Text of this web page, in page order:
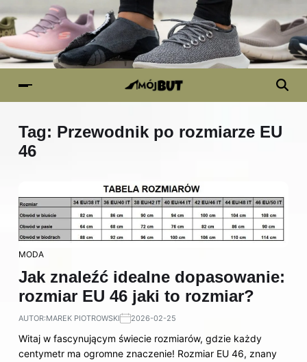
Tag: Przewodnik po rozmiarze EU
46
MODA
Jak znaleźć idealne dopasowanie:
rozmiar EU 46 jaki to rozmiar?
AUTOR:MAREK PIOTROWSKI 2026-02-25
Witaj w fascynującym świecie rozmiarów, gdzie każdy
centymetr ma ogromne znaczenie! Rozmiar EU 46, znany